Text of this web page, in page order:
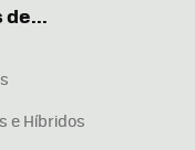
de...
e Híbridos